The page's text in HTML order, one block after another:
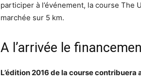
participer à l’événement, la course The
marchée sur 5 km.
A l’arrivée le
L’édition 2016 de la course